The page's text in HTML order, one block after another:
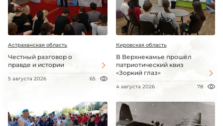
Астраханская область
Честный разговор о
правде и истории
5 августа 2026 65
Кировская область
В Верхнекамье прошёл
патриотический квиз
«Зоркий глаз»
4 августа 2026 78